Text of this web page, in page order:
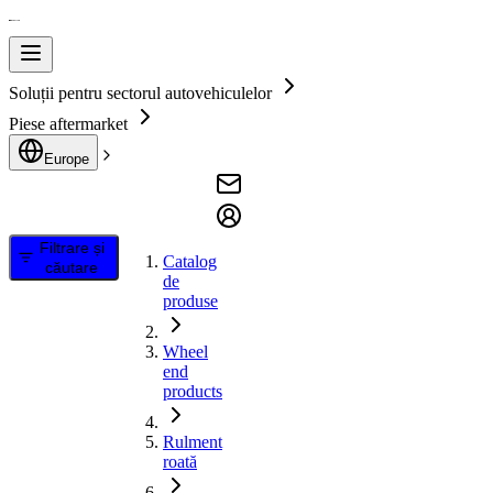
Soluții pentru sectorul autovehiculelor
Piese aftermarket
Europe
Filtrare și
căutare
Catalog
de
produse
Wheel
end
products
Rulment
roată